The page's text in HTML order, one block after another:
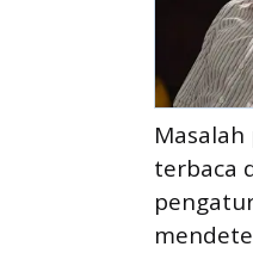
terbaca